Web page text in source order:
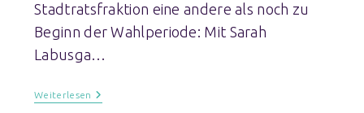
Stadtratsfraktion eine andere als noch zu
Beginn der Wahlperiode: Mit Sarah
Labusga…
Weiterlesen